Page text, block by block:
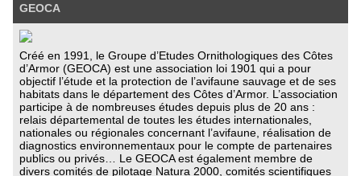
GEOCA
Créé en 1991, le Groupe d’Etudes Ornithologiques des Côtes
d’Armor (GEOCA) est une association loi 1901 qui a pour
objectif l’étude et la protection de l’avifaune sauvage et de ses
habitats dans le département des Côtes d’Armor. L’association
participe à de nombreuses études depuis plus de 20 ans :
relais départemental de toutes les études internationales,
nationales ou régionales concernant l’avifaune, réalisation de
diagnostics environnementaux pour le compte de partenaires
publics ou privés… Le GEOCA est également membre de
divers comités de pilotage Natura 2000, comités scientifiques